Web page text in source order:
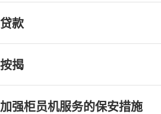
贷款
按揭
加强柜员机服务的保安措施